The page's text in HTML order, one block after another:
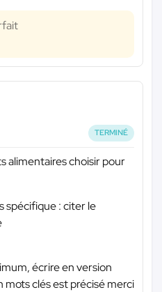
TERMINÉ
alimentaires choisir pour
spécifique : citer le
écrire en version
mots clés est précisé merci